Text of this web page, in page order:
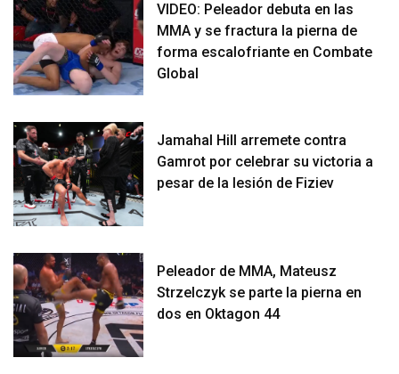
VIDEO: Peleador debuta en las
MMA y se fractura la pierna de
forma escalofriante en Combate
Global
Jamahal Hill arremete contra
Gamrot por celebrar su victoria a
pesar de la lesión de Fiziev
Peleador de MMA, Mateusz
Strzelczyk se parte la pierna en
dos en Oktagon 44